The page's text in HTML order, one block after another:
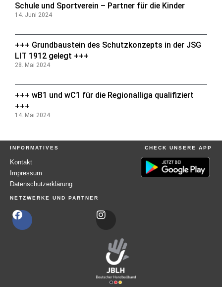
Schule und Sportverein – Partner für die Kinder
14. Juni 2024
+++ Grundbaustein des Schutzkonzepts in der JSG
LIT 1912 gelegt +++
28. Mai 2024
+++ wB1 und wC1 für die Regionalliga qualifiziert
+++
14. Mai 2024
INFORMATIVES
Kontakt
Impressum
Datenschutzerklärung
CHECK UNSERE APP
NETZWERKE UND PARTNER
F
t
a
g
r
a